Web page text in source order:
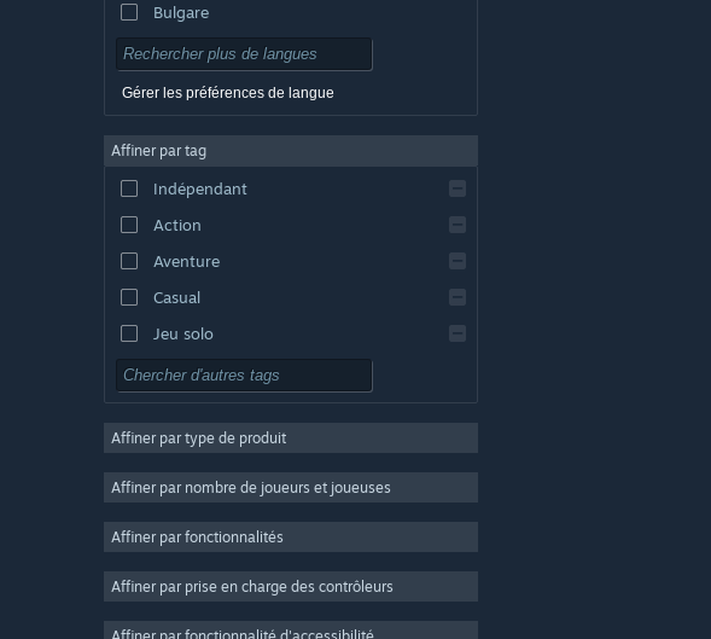
Bulgare
Tchèque
Danois
Anglais
Espagnol - Espagne
Espagnol - Amérique latine
Gérer les préférences de langue
Affiner par tag
Indépendant
Action
Aventure
Casual
Jeu solo
Simulation
Stratégie
3D
Free-to-play
Affiner par type de produit
Affiner par nombre de joueurs et joueuses
Affiner par fonctionnalités
Affiner par prise en charge des contrôleurs